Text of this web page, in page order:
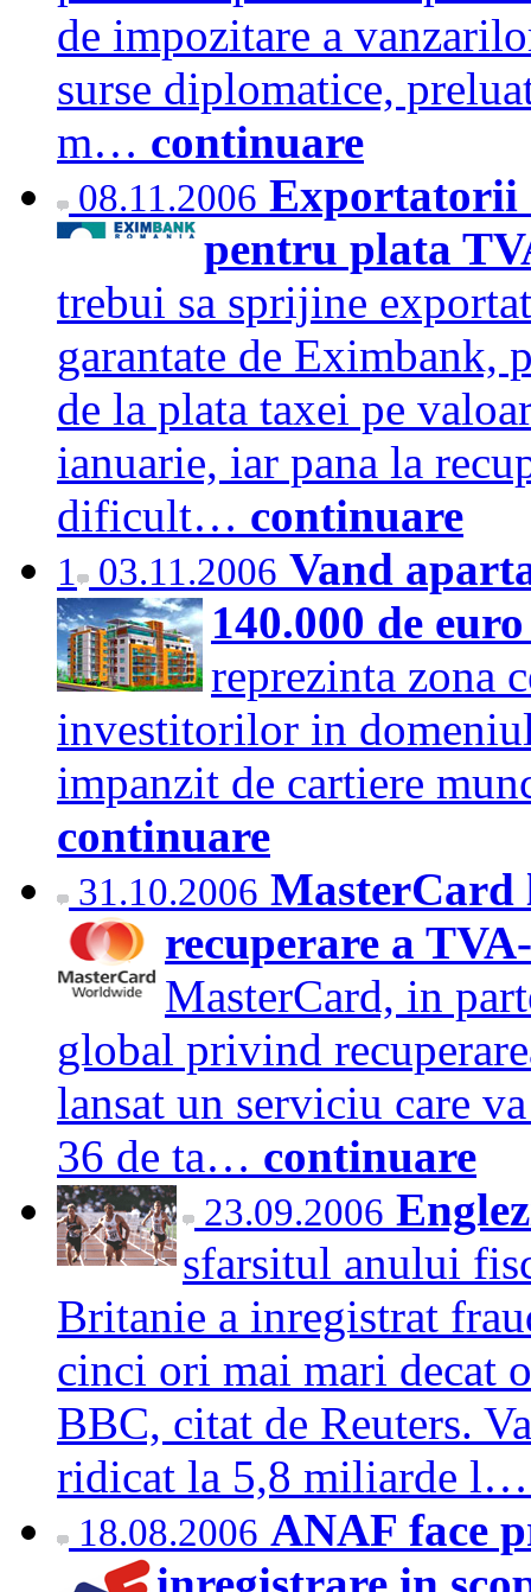
de impozitare a
surse diplomatice,
m… continuare
08.11.2006 Exportatorii
pentru plata
trebui sa sprijine
garantate de Eximbank,
de la plata taxei pe
ianuarie, iar pana la
dificult… continuare
1 03.11.2006 Vand
140.000 de
reprezinta zona
investitorilor in
impanzit de cartiere
continuare
31.10.2006 MasterCard
recuperare a
MasterCard, in
global privind
lansat un serviciu care
36 de ta… continuare
23.09.2006
sfarsitul anului
Britanie a inregistrat
cinci ori mai mari decat
BBC, citat de Reuters.
ridicat la 5,8 miliarde
18.08.2006 ANAF face